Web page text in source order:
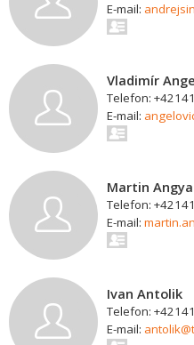
E-mail:
Vladimír
Telefon:
E-mail:
Martin
Telefon:
E-mail:
Ivan Antolik
Telefon:
E-mail: